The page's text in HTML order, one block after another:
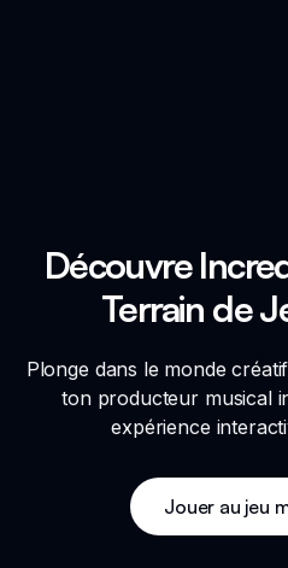
Découvre
Terrain de
Plonge dans le monde
ton producteur musical
expérience
Jouer au jeu